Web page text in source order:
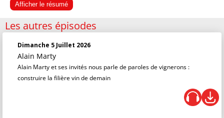
Afficher le résumé
Les autres épisodes
Dimanche 5 Juillet 2026
Alain Marty
Alain Marty et ses invités nous parle de paroles de vignerons :
construire la filière vin de demain